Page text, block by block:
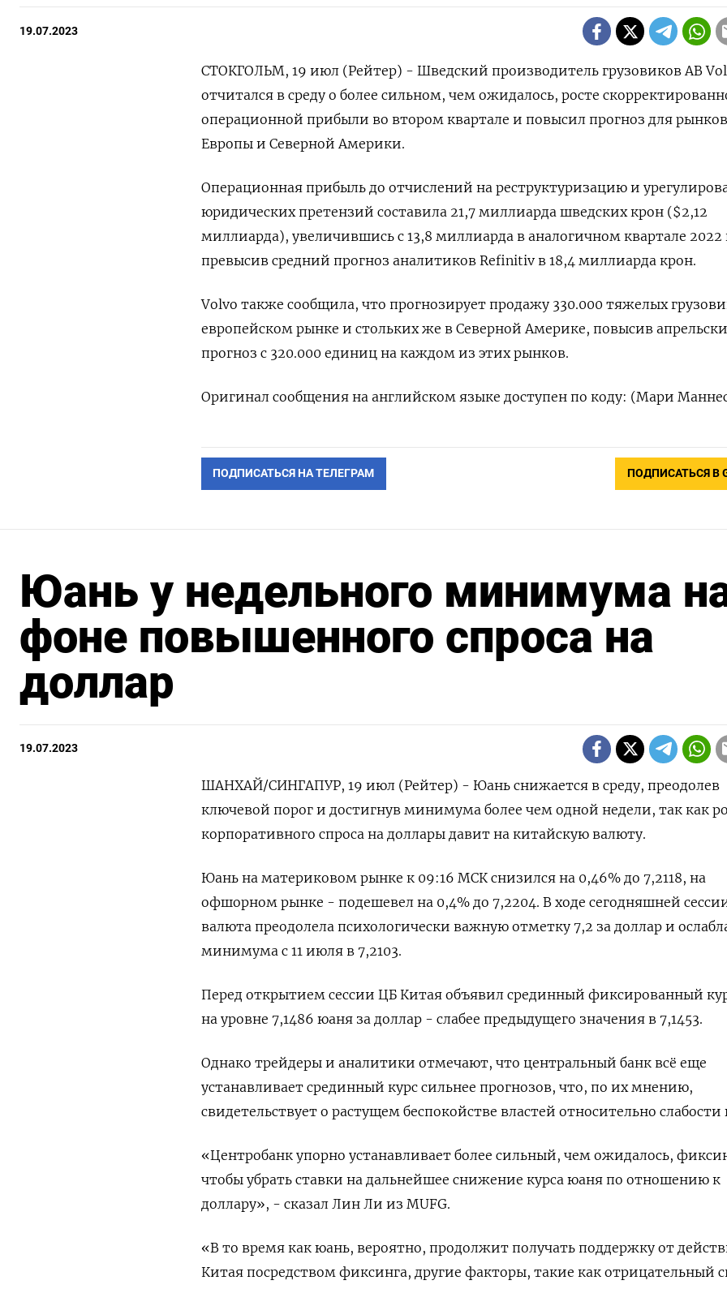
19.07.2023
СТОКГОЛЬМ, 19 июл (Рейтер) - Шведский производитель грузовиков AB
отчитался в среду о более сильном, чем ожидалось, росте
операционной прибыли во втором квартале и повысил прогноз для рынков
Европы и Северной Америки.
Операционная прибыль до отчислений на реструктуризацию и
юридических претензий составила 21,7 миллиарда шведских крон ($2,12
миллиарда), увеличившись с 13,8 миллиарда в аналогичном квартале 2022
превысив средний прогноз аналитиков Refinitiv в 18,4 миллиарда крон.
Volvo также сообщила, что прогнозирует продажу 330.000 тяжелых
европейском рынке и стольких же в Северной Америке, повысив
прогноз с 320.000 единиц на каждом из этих рынков.
Оригинал сообщения на английском языке доступен по коду: (Мари
ПОДПИСАТЬСЯ НА ТЕЛЕГРАМ ПОДПИСАТЬСЯ В
Юань у недельного минимума
фоне повышенного спроса на
доллар
19.07.2023
ШАНХАЙ/СИНГАПУР, 19 июл (Рейтер) - Юань снижается в среду, преодолев
ключевой порог и достигнув минимума более чем одной недели, так как
корпоративного спроса на доллары давит на китайскую валюту.
Юань на материковом рынке к 09:16 МСК снизился на 0,46% до​ 7,2118​, на
офшорном рынке - подешевел на 0,4% до 7,2204. В ходе сегодняшней
валюта преодолела психологически важную отметку 7,2 за доллар и
минимума с 11 июля в 7,2103.
Перед открытием сессии ЦБ Китая объявил срединный фиксированный
на уровне 7,1486 юаня за доллар - слабее предыдущего значения в 7,1453.
Однако трейдеры и аналитики отмечают, что центральный банк всё еще
устанавливает срединный курс сильнее прогнозов, что, по их мнению,
свидетельствует о растущем беспокойстве властей относительно слабости
«Центробанк упорно устанавливает более сильный, чем ожидалось,
чтобы убрать ставки на дальнейшее снижение курса юаня по отношению к
доллару», - сказал Лин Ли из MUFG.
«В то время как юань, вероятно, продолжит получать поддержку от
Китая посредством фиксинга, другие факторы, такие как отрицательный